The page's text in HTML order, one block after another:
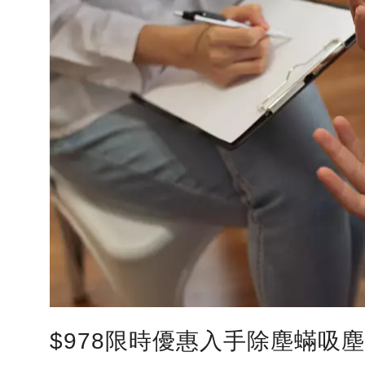
$978限時優惠入手除塵蟎吸